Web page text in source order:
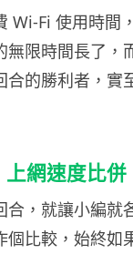
Wi-Fi 使用時間
無限時間長了，
的勝利者，實
網速度比併
合，就讓小編就
個比較，始終如